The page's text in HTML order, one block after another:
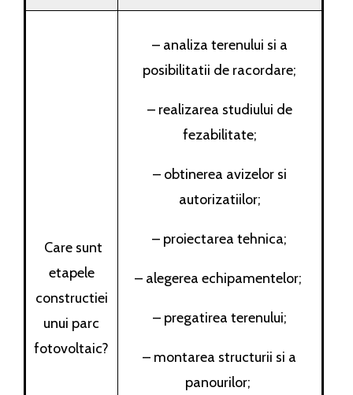
Care sunt
etapele
constructiei
unui parc
fotovoltaic?
– analiza terenului si a
posibilitatii de racordare;
– realizarea studiului de
fezabilitate;
– obtinerea avizelor si
autorizatiilor;
– proiectarea tehnica;
– alegerea echipamentelor;
– pregatirea terenului;
– montarea structurii si a
panourilor;